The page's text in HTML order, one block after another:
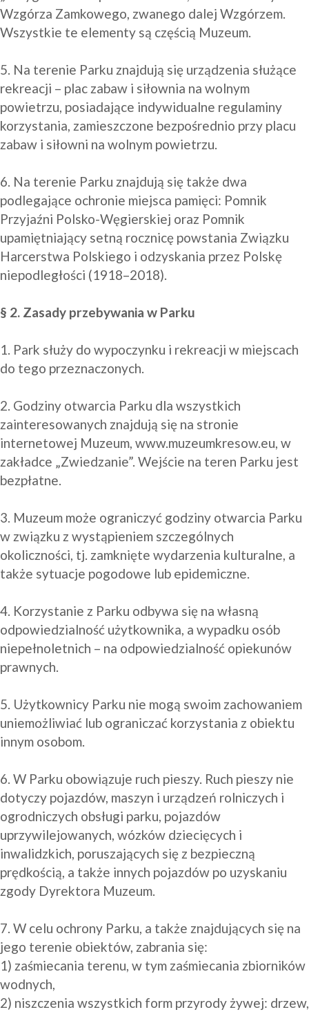
Wzgórza Zamkowego, zwanego dalej Wzgórzem.
Wszystkie te elementy są częścią Muzeum.
5. Na terenie Parku znajdują się urządzenia służące
rekreacji – plac zabaw i siłownia na wolnym
powietrzu, posiadające indywidualne regulaminy
korzystania, zamieszczone bezpośrednio przy placu
zabaw i siłowni na wolnym powietrzu.
6. Na terenie Parku znajdują się także dwa
podlegające ochronie miejsca pamięci: Pomnik
Przyjaźni Polsko-Węgierskiej oraz Pomnik
upamiętniający setną rocznicę powstania Związku
Harcerstwa Polskiego i odzyskania przez Polskę
niepodległości (1918–2018).
§ 2. Zasady przebywania w Parku
1. Park służy do wypoczynku i rekreacji w miejscach
do tego przeznaczonych.
2. Godziny otwarcia Parku dla wszystkich
zainteresowanych znajdują się na stronie
internetowej Muzeum, www.muzeumkresow.eu, w
zakładce „Zwiedzanie”. Wejście na teren Parku jest
bezpłatne.
3. Muzeum może ograniczyć godziny otwarcia Parku
w związku z wystąpieniem szczególnych
okoliczności, tj. zamknięte wydarzenia kulturalne, a
także sytuacje pogodowe lub epidemiczne.
4. Korzystanie z Parku odbywa się na własną
odpowiedzialność użytkownika, a wypadku osób
niepełnoletnich – na odpowiedzialność opiekunów
prawnych.
5. Użytkownicy Parku nie mogą swoim zachowaniem
uniemożliwiać lub ograniczać korzystania z obiektu
innym osobom.
6. W Parku obowiązuje ruch pieszy. Ruch pieszy nie
dotyczy pojazdów, maszyn i urządzeń rolniczych i
ogrodniczych obsługi parku, pojazdów
uprzywilejowanych, wózków dziecięcych i
inwalidzkich, poruszających się z bezpieczną
prędkością, a także innych pojazdów po uzyskaniu
zgody Dyrektora Muzeum.
7. W celu ochrony Parku, a także znajdujących się na
jego terenie obiektów, zabrania się:
1) zaśmiecania terenu, w tym zaśmiecania zbiorników
wodnych,
2) niszczenia wszystkich form przyrody żywej: drzew,